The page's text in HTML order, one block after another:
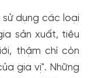
dụng các loại
sản xuất, tiêu
thậm chí còn
gia vị". Những